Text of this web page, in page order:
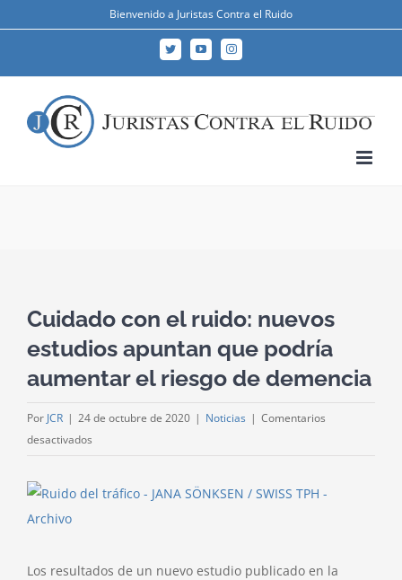
Bienvenido a Juristas Contra el Ruido
TwitterYouTubeInstagram
Cuidado con el ruido: nuevos
estudios apuntan que podría
aumentar el riesgo de demencia
Por JCR | 24 de octubre de 2020 | Noticias | Comentarios
desactivados
el
estudios
Ver
imagen
grande
Los resultados de un nuevo estudio publicado en la